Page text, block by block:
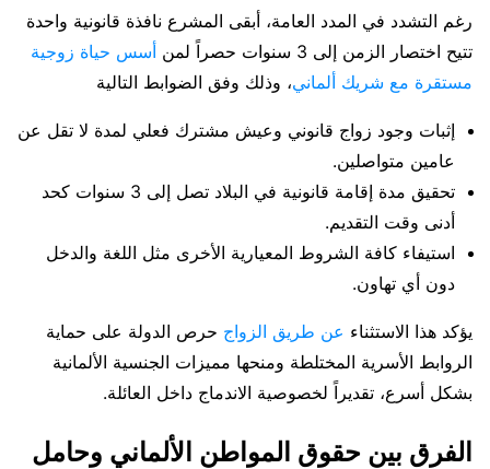
رغم التشدد في المدد العامة، أبقى المشرع نافذة قانونية واحدة
تتيح اختصار الزمن إلى 3 سنوات حصراً لمن
أسس حياة زوجية
مستقرة مع شريك ألماني، وذلك وفق الضوابط التالية
إثبات وجود زواج قانوني وعيش مشترك فعلي لمدة لا تقل عن
عامين متواصلين.
تحقيق مدة إقامة قانونية في البلاد تصل إلى 3 سنوات كحد
أدنى وقت التقديم.
استيفاء كافة الشروط المعيارية الأخرى مثل اللغة والدخل
دون أي تهاون.
يؤكد هذا الاستثناء عن طريق الزواج حرص الدولة على حماية
الروابط الأسرية المختلطة ومنحها مميزات الجنسية الألمانية
بشكل أسرع، تقديراً لخصوصية الاندماج داخل العائلة.
الفرق بين حقوق المواطن الألماني وحامل